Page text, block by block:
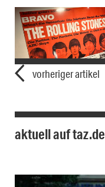
vorheriger artikel
aktuell auf taz.de